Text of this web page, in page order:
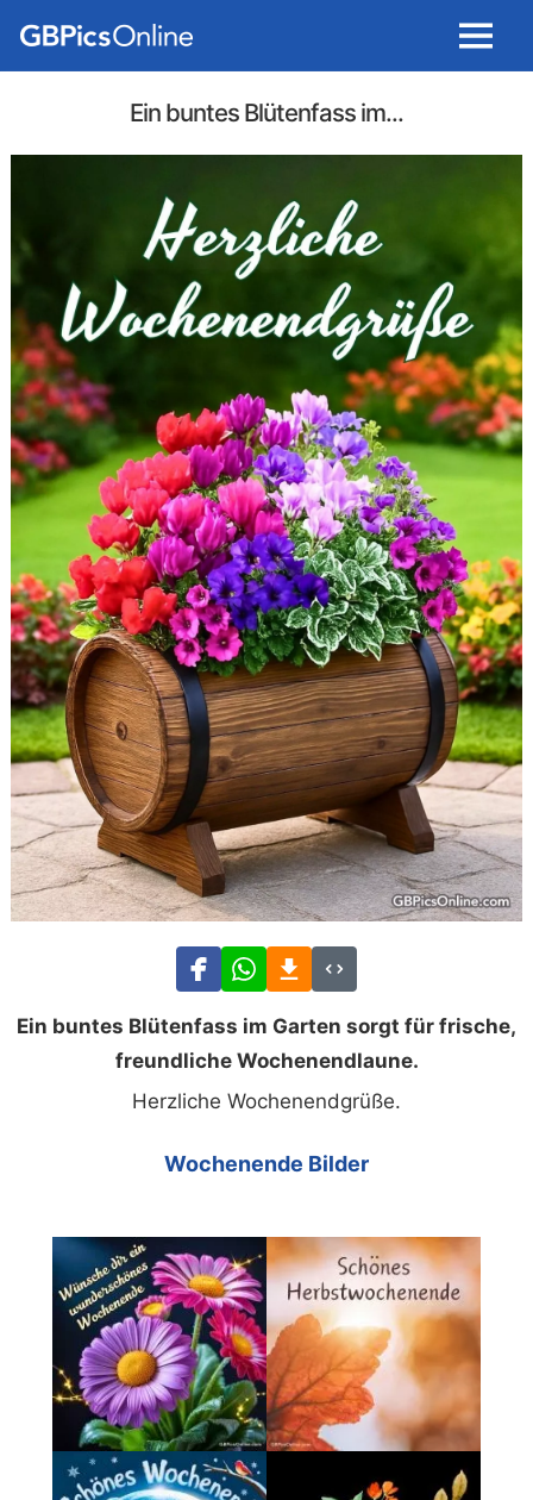
Menu
Ein buntes Blütenfass im...
Ein buntes Blütenfass im Garten sorgt für frische,
freundliche Wochenendlaune.
Herzliche Wochenendgrüße.
Wochenende Bilder